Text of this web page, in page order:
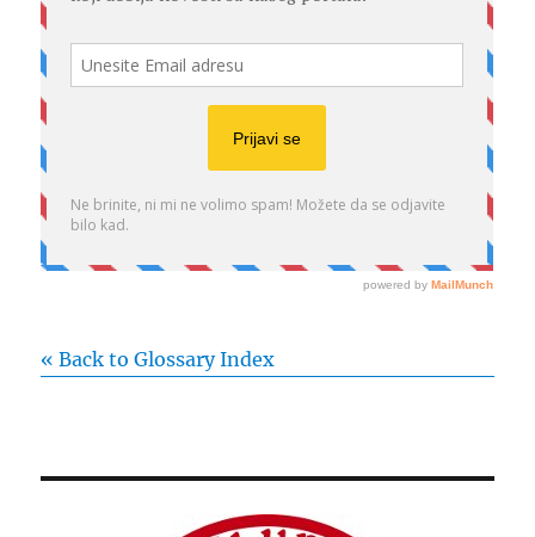
« Back to Glossary Index